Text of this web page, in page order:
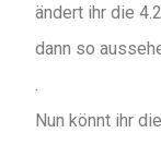
ändert ihr die
dann so
.
Nun könnt ihr